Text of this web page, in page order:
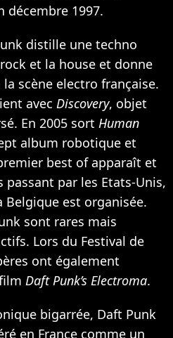
décembre 1997.
distille une techno
et la house et donne
scène electro française.
avec Discovery, objet
En 2005 sort Human
album robotique et
best of apparaît et
passant par les Etats-Unis,
Belgique est organisée.
sont rares mais
Lors du Festival de
ont également
Daft Punk’s Electroma.
bigarrée, Daft Punk
en France comme un